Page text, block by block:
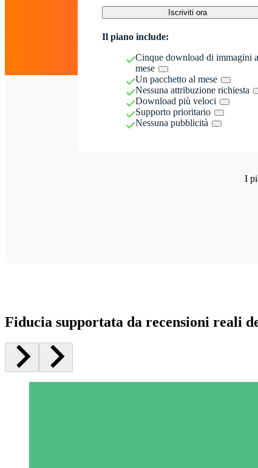
Iscriviti ora
Il piano include:
Cinque download di immagini
mese
Un pacchetto al mese
Nessuna attribuzione richiesta
Download più veloci
Supporto prioritario
Nessuna pubblicità
I
Fiducia supportata da recensioni reali